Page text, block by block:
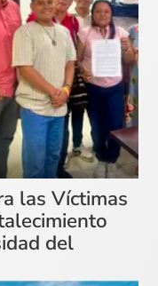
las Víctimas
del